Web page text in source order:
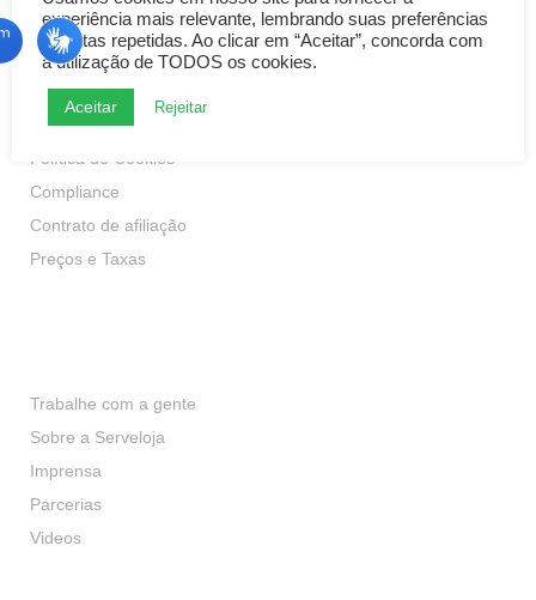
Transparência
Política de Privacidade
Política de Cookies
Compliance
Contrato de afiliação
Preços e Taxas
Trabalhe com a gente
Sobre a Serveloja
Imprensa
Parcerias
Videos
experiência mais relevante, lembrando suas preferências
e visitas repetidas. Ao clicar em “Aceitar”, concorda com
a utilização de TODOS os cookies.
Aceitar Rejeitar